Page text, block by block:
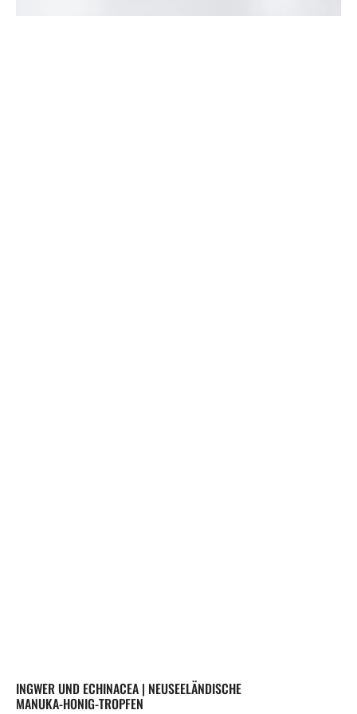
INGWER UND ECHINACEA | NEUSEELÄNDISCHE
MANUKA-HONIG-TROPFEN